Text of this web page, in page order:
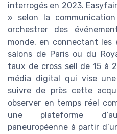
interrogés en 2023.
» selon la
orchestrer des
monde, en connectant les
salons de Paris ou du
taux de cross sell de 15 à
média digital qui vise
suivre de près cette
observer en temps réel
une plateforme
paneuropéenne à partir